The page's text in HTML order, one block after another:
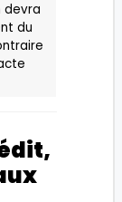
devra
du